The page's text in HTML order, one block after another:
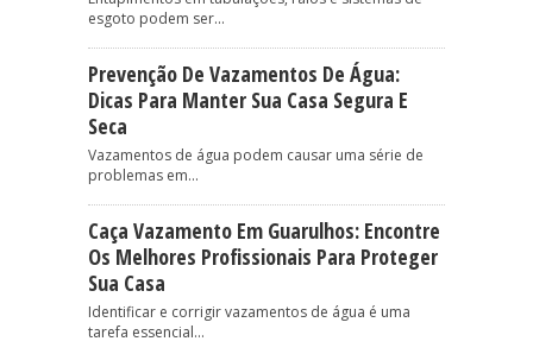
esgoto podem ser...
Prevenção De Vazamentos De Água:
Dicas Para Manter Sua Casa Segura E
Seca
Vazamentos de água podem causar uma série de
problemas em...
Caça Vazamento Em Guarulhos: Encontre
Os Melhores Profissionais Para Proteger
Sua Casa
Identificar e corrigir vazamentos de água é uma
tarefa essencial...